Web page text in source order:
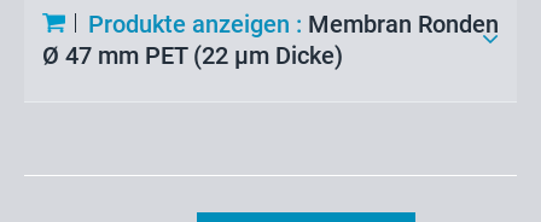
Produkte anzeigen : Membran Ronden
Ø 47 mm PET (22 µm Dicke)